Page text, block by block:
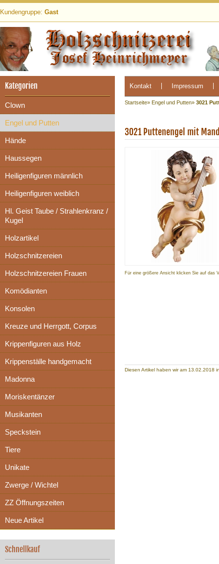
Kundengruppe: Gast
Kategorien
Clown
Engel und Putten
Hände
Haussegen
Heiligenfiguren männlich
Heiligenfiguren weiblich
Hl. Geist Taube / Strahlenkranz /
Kugel
Holzartikel
Holzschnitzereien
Holzschnitzereien Frauen
Komödianten
Konsolen
Kreuze und Herrgott, Corpus
Krippenfiguren aus Holz
Krippenställe handgemacht
Madonna
Moriskentänzer
Musikanten
Speckstein
Tiere
Unikate
Zwerge / Wichtel
ZZ Öffnungszeiten
Neue Artikel
Schnellkauf
Kontakt Impressum
Startseite» Engel und Putten» 3021
3021 Puttenengel mit
Für eine größere Ansicht klicken Sie auf das
Diesen Artikel haben wir am 13.02.2018